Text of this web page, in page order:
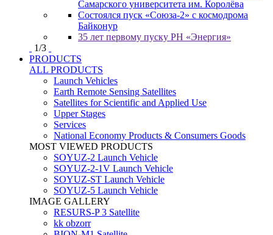
Самарского университета им. Королёва
Состоялся пуск «Союза-2» с космодрома
Байконур
35 лет первому пуску РН «Энергия»
1/3
PRODUCTS
ALL PRODUCTS
Launch Vehicles
Earth Remote Sensing Satellites
Satellites for Scientific and Applied Use
Upper Stages
Services
National Economy Products & Consumers Goods
MOST VIEWED PRODUCTS
SOYUZ-2 Launch Vehicle
SOYUZ-2-1V Launch Vehicle
SOYUZ-ST Launch Vehicle
SOYUZ-5 Launch Vehicle
IMAGE GALLERY
RESURS-P 3 Satellite
kk obzorr